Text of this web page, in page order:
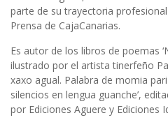
parte de su trayectoria
Prensa de CajaCanarias.
Es autor de los libros de poemas
ilustrado por el artista tinerfeño
xaxo agual. Palabra de momia
silencios en lengua guanche’,
por Ediciones Aguere y Ediciones